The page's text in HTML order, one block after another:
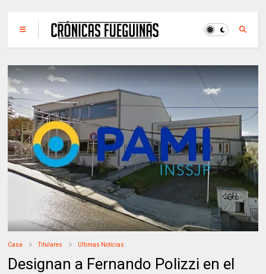
Casa Titulares Ultimas Noticias
Designan a Fernando Polizzi en el